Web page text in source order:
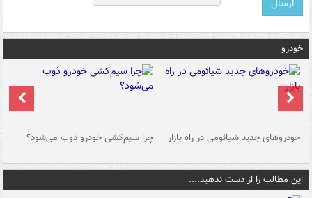
خودرو
خودروهای جدید شیائومی در راه بازار چرا سیم‌کشی خودرو ذوب می‌شود؟
این مطالب را از دست ندهید....